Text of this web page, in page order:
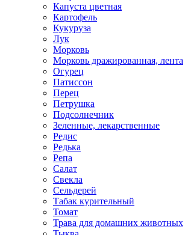
Капуста цветная
Картофель
Кукуруза
Лук
Морковь
Морковь дражированная, лента
Огурец
Патиссон
Перец
Петрушка
Подсолнечник
Зеленные, лекарственные
Редис
Редька
Репа
Салат
Свекла
Сельдерей
Табак курительный
Томат
Трава для домашних животных